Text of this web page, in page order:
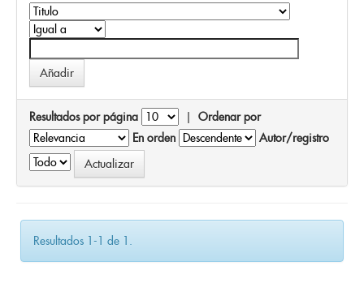
Resultados por página | Ordenar por
En orden
Autor/registro
Resultados 1-1 de 1.